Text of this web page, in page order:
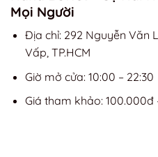
Mọi Người
Địa chỉ: 292 Nguyễn Văn
Vấp, TP.HCM
Giờ mở cửa: 10:00 – 22:30
Giá tham khảo: 100.000đ